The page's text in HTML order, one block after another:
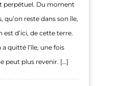
perpétuel. Du moment
qu’on reste dans son île,
est d’ici, de cette terre.
a quitté l’île, une fois
peut plus revenir. […]